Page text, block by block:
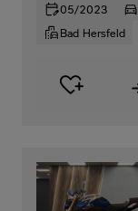
05/2023
Bad Hersfeld